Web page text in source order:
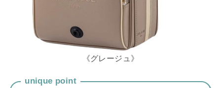
《グレージュ》
unique point